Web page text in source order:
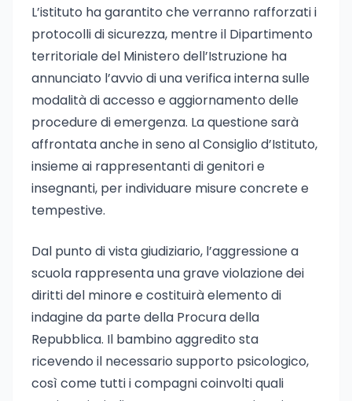
L’istituto ha garantito che verranno rafforzati i
protocolli di sicurezza, mentre il Dipartimento
territoriale del Ministero dell’Istruzione ha
annunciato l’avvio di una verifica interna sulle
modalità di accesso e aggiornamento delle
procedure di emergenza. La questione sarà
affrontata anche in seno al Consiglio d’Istituto,
insieme ai rappresentanti di genitori e
insegnanti, per individuare misure concrete e
tempestive.
Dal punto di vista giudiziario, l’aggressione a
scuola rappresenta una grave violazione dei
diritti del minore e costituirà elemento di
indagine da parte della Procura della
Repubblica. Il bambino aggredito sta
ricevendo il necessario supporto psicologico,
così come tutti i compagni coinvolti quali